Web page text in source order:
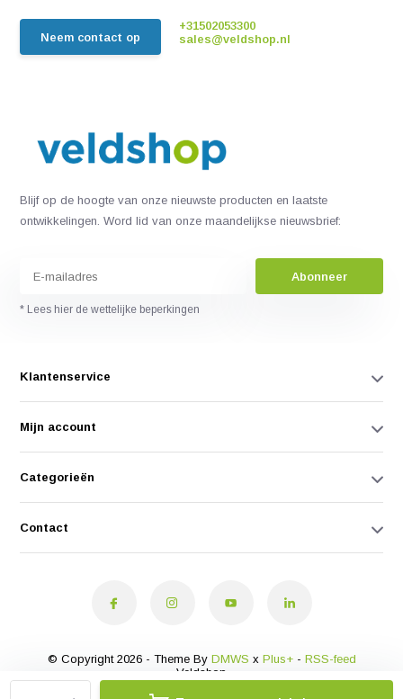
Neem contact op
+31502053300
sales@veldshop.nl
Blijf op de hoogte van onze nieuwste producten en laatste
ontwikkelingen. Word lid van onze maandelijkse nieuwsbrief:
Abonneer
* Lees hier de wettelijke beperkingen
Klantenservice
Mijn account
Categorieën
Contact
© Copyright 2026 - Theme By DMWS x Plus+- RSS-feed
Veldshop